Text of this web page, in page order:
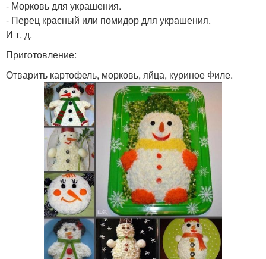
- Морковь для украшения.
- Перец красный или помидор для украшения.
И т. д.
Приготовление:
Отварить картофель, морковь, яйца, куриное Филе.